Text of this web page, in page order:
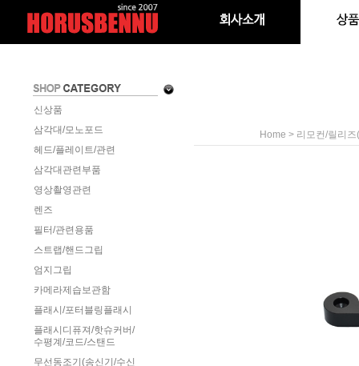
신상품
삼각대/모노포드
헤드/플레이트/관련
삼각대관련부품
영상촬영관련
렌즈
필터/관련용품
스트랩/핸드그립
엄지그립
카메라제습보관함
플래시/포터블링플래시
플래시디퓨져/핫슈커버/
수평계/코드/스탠드
무선동조기(송신기/수신
Home > 리모컨/릴리